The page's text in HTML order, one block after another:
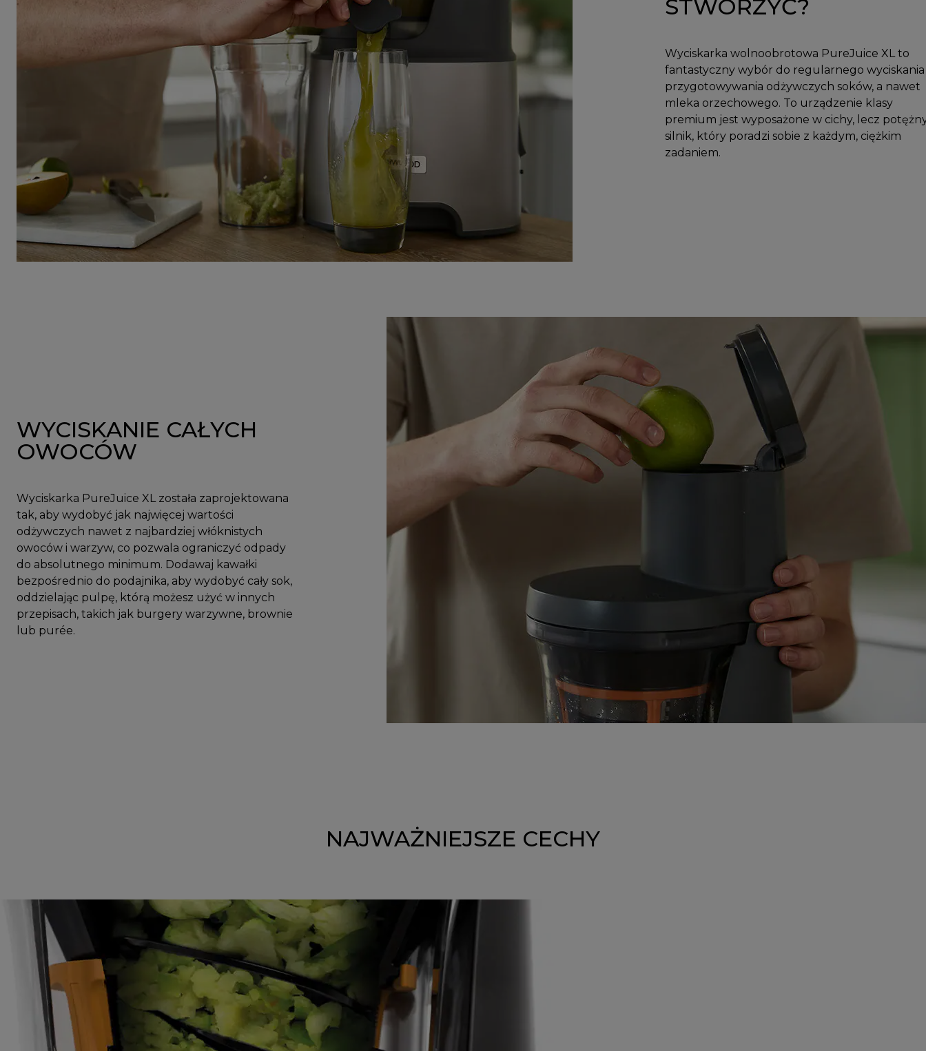
STWORZYĆ?
Wyciskarka wolnoobrotowa PureJuice XL to
fantastyczny wybór do regularnego wyciskania
przygotowywania odżywczych soków, a nawet
mleka orzechowego. To urządzenie klasy
premium jest wyposażone w cichy, lecz
silnik, który poradzi sobie z każdym, ciężkim
zadaniem.
WYCISKANIE CAŁYCH
OWOCÓW
Wyciskarka PureJuice XL została zaprojektowana
tak, aby wydobyć jak najwięcej wartości
odżywczych nawet z najbardziej włóknistych
owoców i warzyw, co pozwala ograniczyć odpady
do absolutnego minimum. Dodawaj kawałki
bezpośrednio do podajnika, aby wydobyć cały sok,
oddzielając pulpę, którą możesz użyć w innych
przepisach, takich jak burgery warzywne, brownie
lub purée.
NAJWAŻNIEJSZE CECHY